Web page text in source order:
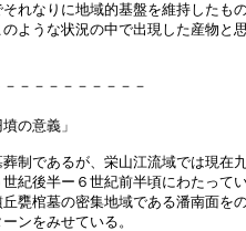
れなりに地域的基盤を維持したも
ような状況の中で出現した産物と
－－－－－－－
の意義」
であるが、栄山江流域では現在
紀後半ー６世紀前半頃にわたって
甕棺墓の密集地域である潘南面を
ンをみせている。